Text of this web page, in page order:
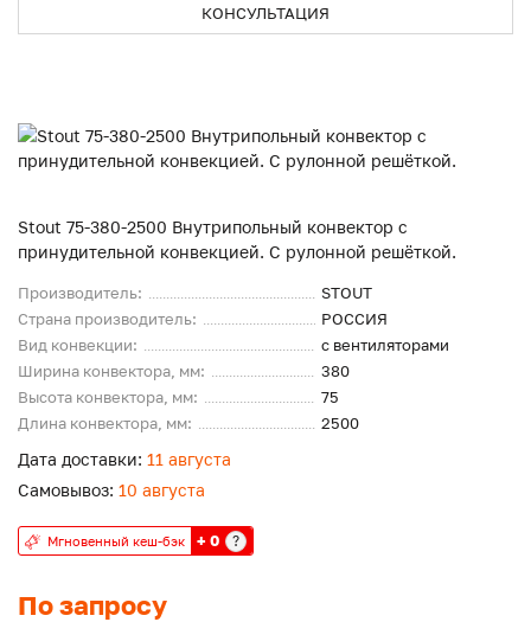
КОНСУЛЬТАЦИЯ
Stout 75-380-2500 Внутрипольный конвектор с
принудительной конвекцией. С рулонной решёткой.
Производитель:
STOUT
Страна производитель:
РОССИЯ
Вид конвекции:
с вентиляторами
Ширина конвектора, мм:
380
Высота конвектора, мм:
75
Длина конвектора, мм:
2500
По запросу
Дата доставки: 11 августа
Самовывоз: 10 августа
Мгновенный кеш-бэк + 0 ?